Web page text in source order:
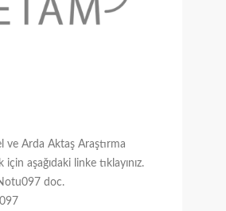
ve Arda Aktaş Araştırma
aşağıdaki linke tıklayınız.
doc.